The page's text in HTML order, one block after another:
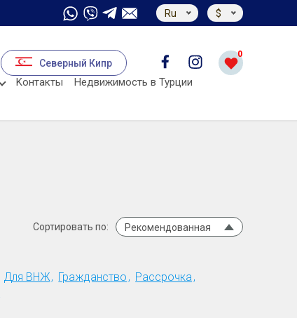
Ru $
Северный Кипр
0
Kонтакты Недвижимость в Турции
Сортировать по: Рекомендованная
Для ВНЖ Гражданство
Рассрочка